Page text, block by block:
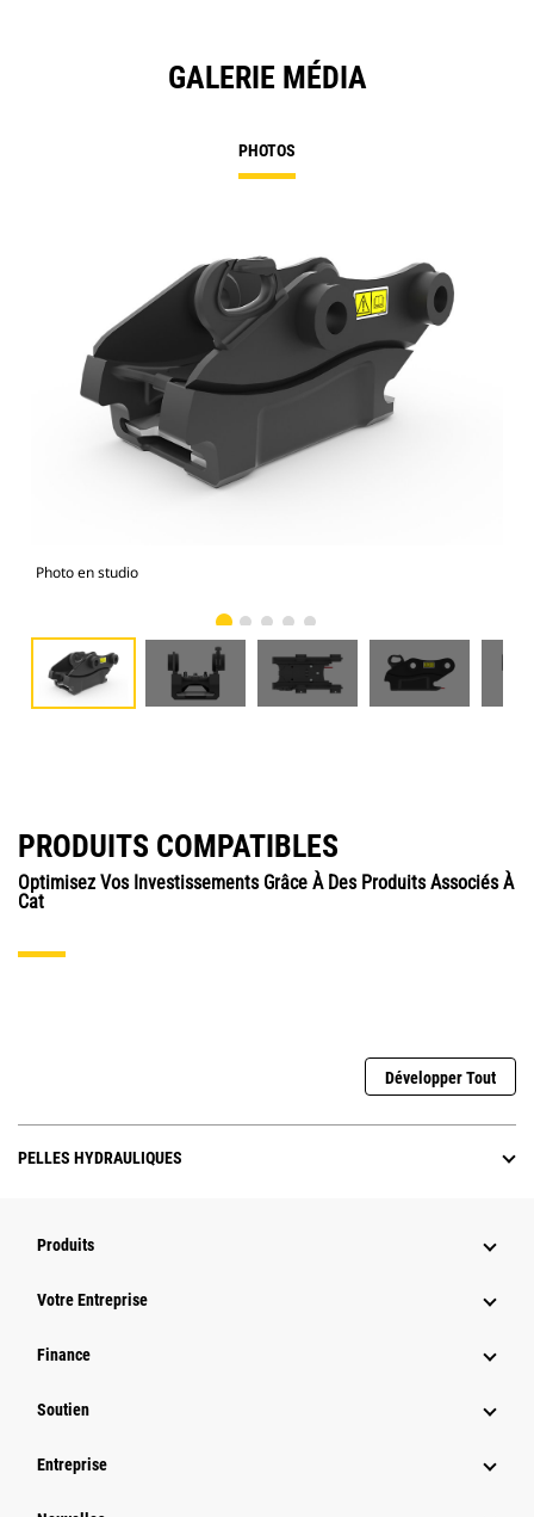
GALERIE MÉDIA
PHOTOS
Photo en studio
PRODUITS COMPATIBLES
Optimisez Vos Investissements Grâce À Des Produits Associés À
Cat
Développer Tout
PELLES HYDRAULIQUES
Produits
Votre Entreprise
Finance
Soutien
Entreprise